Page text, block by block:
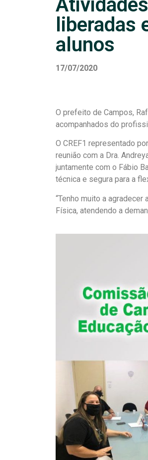
liberadas
alunos
17/07/2020
O prefeito de Campos,
acompanhados do
O CREF1 representado
reunião com a Dra.
juntamente com o Fábio
técnica e segura para a
“Tenho muito a
Física, atendendo a